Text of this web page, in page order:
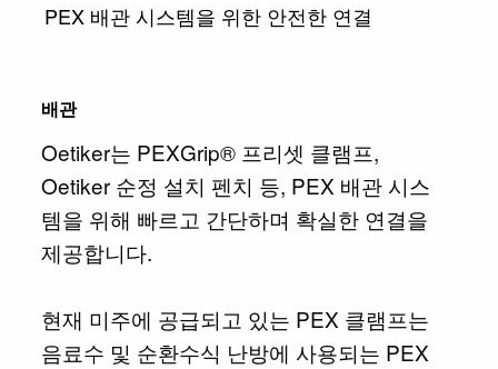
PEX 배관 시스템을 위한 안전한 연결
배관
Oetiker는 PEXGrip® 프리셋 클램프,
Oetiker 순정 설치 펜치 등, PEX 배관 시스
템을 위해 빠르고 간단하며 확실한 연결을
제공합니다.
현재 미주에 공급되고 있는 PEX 클램프는
음료수 및 순환수식 난방에 사용되는 PEX